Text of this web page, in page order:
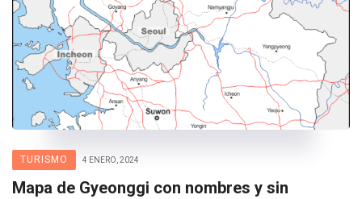
TURISMO 4 ENERO, 2024
Mapa de Gyeonggi con nombres y sin